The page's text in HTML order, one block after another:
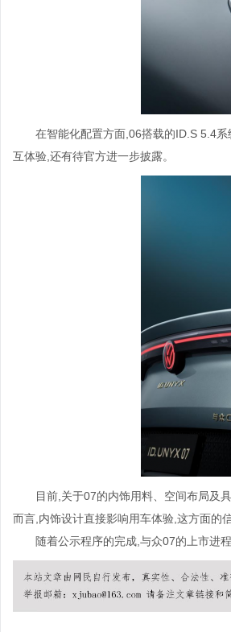
在智能化配置方面,06搭载的ID.S 5.4系
互体验,还有待官方进一步披露。
目前,关于07的内饰用料、空间布局及具
而言,内饰设计直接影响用车体验,这方面的
随着公示程序的完成,与众07的上市进程